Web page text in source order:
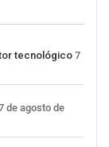
tecnológico 7
de agosto de